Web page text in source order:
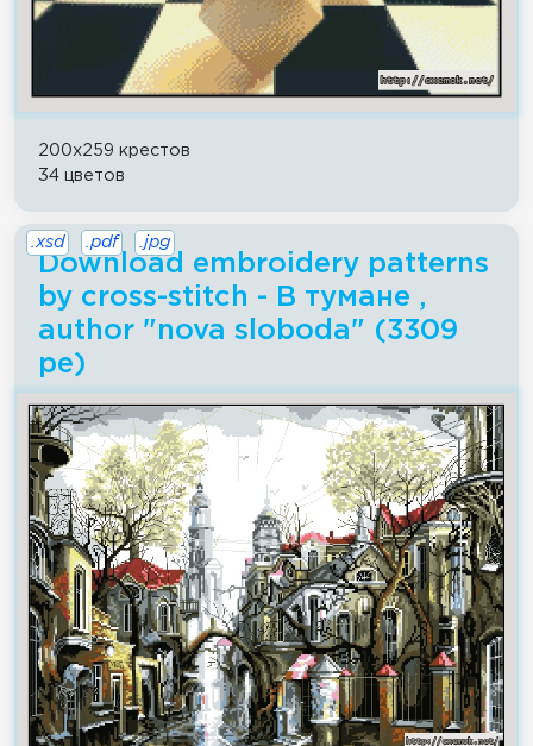
200x259 крестов
34 цветов
Download embroidery patterns
by cross-stitch - В тумане ,
author "nova sloboda" (3309
ре)
.xsd .pdf .jpg